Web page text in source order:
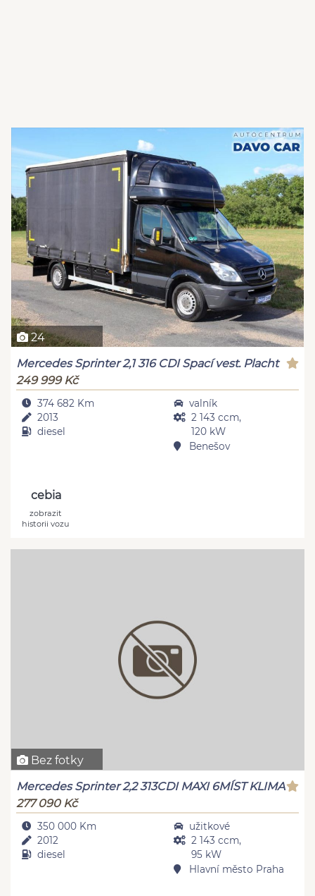
24
Mercedes Sprinter 2,1 316 CDI Spací vest. Placht
249 999 Kč
374 682 Km
2013
diesel
valník
2 143 ccm,
120 kW
Benešov
cebia
zobrazit
historii vozu
Bez fotky
Mercedes Sprinter 2,2 313CDI MAXI 6MÍST KLIMA
277 090 Kč
350 000 Km
2012
diesel
užitkové
2 143 ccm,
95 kW
Hlavní město Praha